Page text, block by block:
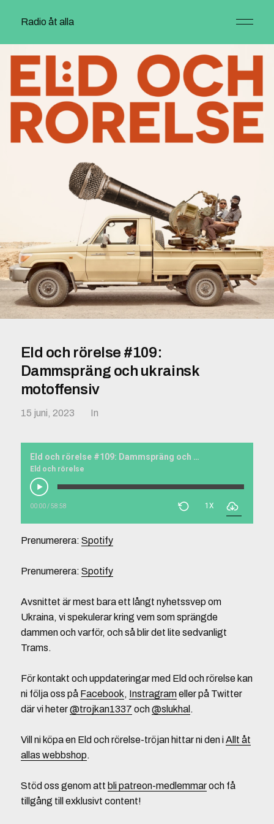
Radio åt alla
Eld och rörelse #109:
Dammspräng och ukrainsk
motoffensiv
15 juni, 2023 In
Eld och rörelse #109: Dammspräng och ukrainsk motoffensiv
Eld och rörelse
00:00/58:58 1X
Prenumerera: Spotify
Prenumerera: Spotify
Avsnittet är mest bara ett långt nyhetssvep om
Ukraina, vi spekulerar kring vem som sprängde
dammen och varför, och så blir det lite sedvanligt
Trams.
För kontakt och uppdateringar med Eld och rörelse kan
ni följa oss på Facebook, Instragrameller på Twitter
där vi heter@trojkan1337 och@slukhal .
Vill ni köpa en Eld och rörelse-tröjan hittar ni den iAllt åt
allas webbshop.
Stöd oss genom att bli patreon-medlemmaroch få
tillgång till exklusivt content!